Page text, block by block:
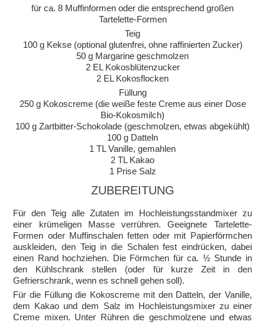
für ca. 8 Muffinformen oder die entsprechend großen
Tartelette-Formen
Teig
100 g Kekse (optional glutenfrei, ohne raffinierten Zucker)
50 g Margarine geschmolzen
2 EL Kokosblütenzucker
2 EL Kokosflocken
Füllung
250 g Kokoscreme (die weiße feste Creme aus einer Dose
Bio-Kokosmilch)
100 g Zartbitter-Schokolade (geschmolzen, etwas abgekühlt)
100 g Datteln
1 TL Vanille, gemahlen
2 TL Kakao
1 Prise Salz
ZUBEREITUNG
Für den Teig alle Zutaten im Hochleistungsstandmixer zu
einer krümeligen Masse verrühren. Geeignete Tartelette-
Formen oder Muffinschalen fetten oder mit Papierförmchen
auskleiden, den Teig in die Schalen fest eindrücken, dabei
einen Rand hochziehen. Die Förmchen für ca. ½ Stunde in
den Kühlschrank stellen (oder für kurze Zeit in den
Gefrierschrank, wenn es schnell gehen soll).
Für die Füllung die Kokoscreme mit den Datteln, der Vanille,
dem Kakao und dem Salz im Hochleistungsmixer zu einer
Creme mixen. Unter Rühren die geschmolzene und etwas